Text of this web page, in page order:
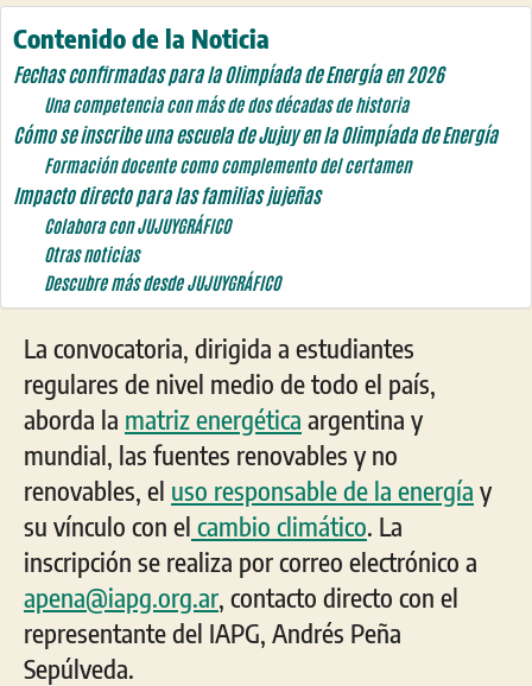
Contenido de la Noticia
Fechas confirmadas para la Olimpíada de Energía en 2026
Una competencia con más de dos décadas de historia
Cómo se inscribe una escuela de Jujuy en la Olimpíada de Energía
Formación docente como complemento del certamen
Impacto directo para las familias jujeñas
Colabora con JUJUYGRÁFICO
Otras noticias
Descubre más desde JUJUYGRÁFICO
La convocatoria, dirigida a estudiantes
regulares de nivel medio de todo el país,
aborda la matriz energética argentina y
mundial, las fuentes renovables y no
renovables, el uso responsable de la energía y
su vínculo con el cambio climático. La
inscripción se realiza por correo electrónico a
apena@iapg.org.ar, contacto directo con el
representante del IAPG, Andrés Peña
Sepúlveda.